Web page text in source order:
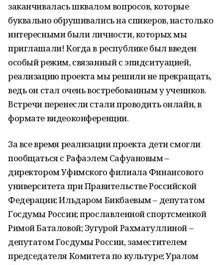
заканчивалась шквалом вопросов, которые
буквально обрушивались на спикеров, настолько
интересными были личности, которых мы
приглашали! Когда в республике был введен
особый режим, связанный с эпидситуацией,
реализацию проекта мы решили не прекращать,
ведь он стал очень востребованным у учеников.
Встречи перенесли стали проводить онлайн, в
формате видеоконференции.
За все время реализации проекта дети смогли
пообщаться с Рафаэлем Сафуановым –
директором Уфимского филиала Финансового
университета при Правительстве Российской
Федерации; Ильдаром Бикбаевым – депутатом
Госдумы России; прославленной спортсменкой
Римой Баталовой; Зугурой Рахматуллиной –
депутатом Госдумы России, заместителем
председателя Комитета по культуре; Уралом